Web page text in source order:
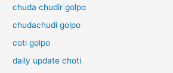
chuda chudir golpo
chudachudi golpo
coti golpo
daily update choti